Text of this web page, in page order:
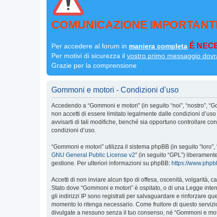
COMUNICAZIONE
Per accedere al forum in maniera completa É
Per motivi di sicurezza il vostro primo messaggio
Grazie per la comprensione
Gommoni e motori - Condizioni d’uso
Accedendo a “Gommoni e motori” (in seguito “noi”, “nostro”,
non accetti di essere limitato legalmente dalle condizioni
avvisarti di tali modifiche, benché sia opportuno controllare
condizioni d’uso.
“Gommoni e motori” utilizza il sistema phpBB (in seguito
GNU General Public License v2” (in seguito “GPL”)
gestione. Per ulteriori informazioni su phpBB: https://
Accetti di non inviare alcun tipo di offesa, oscenità, volgarità,
Stato dove “Gommoni e motori” è ospitato, o di una Legge
gli indirizzi IP sono registrati per salvaguardare e rinforzare
momento lo ritenga necessario. Come fruitore di questo
divulgate a nessuno senza il tuo consenso, né “Gommoni e